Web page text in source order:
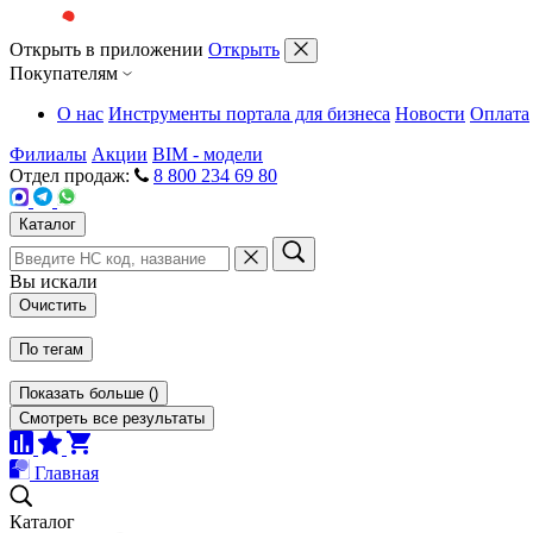
Открыть в приложении Открыть
Покупателям
О нас Инструменты портала для бизнеса Новости Оплата
Филиалы Акции BIM - модели
Отдел продаж:
8 800 234 69 80
Каталог
Вы искали
Очистить
По тегам
Показать больше ()
Смотреть все результаты
Главная
Каталог